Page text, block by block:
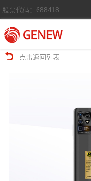
股票代码：688418
点击返回列表